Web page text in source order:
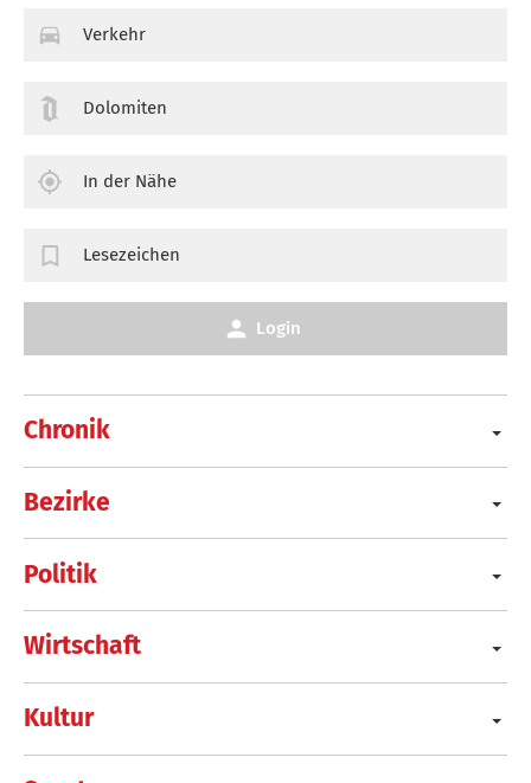
Chronik
Bezirke
Politik
Wirtschaft
Kultur
Verkehr
Dolomiten
In der Nähe
Lesezeichen
Login